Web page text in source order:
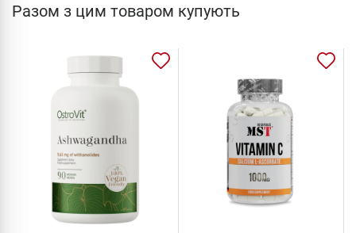
Разом з цим товаром купують